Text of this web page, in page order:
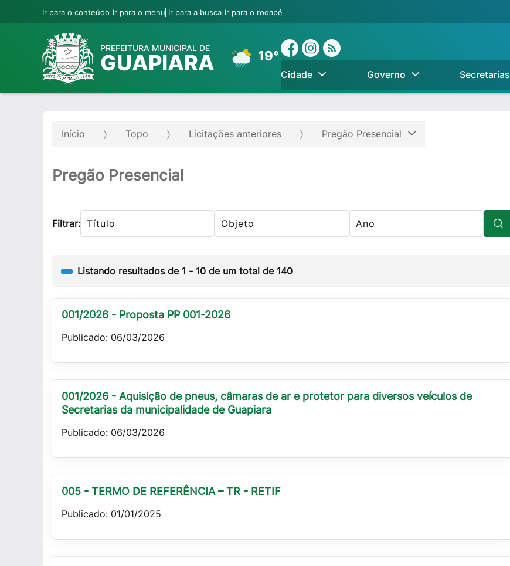
Ir para o conteúdo Ir para o menu Ir para a busca Ir para o rodapé
PREFEITURA MUNICIPAL DE
GUAPIARA 19°
Cidade Governo Secretarias
Início Topo Licitações anteriores Pregão Presencial
Pregão Presencial
Filtrar:
Listando resultados de 1 - 10 de um total de 140
001/2026 - Proposta PP 001-2026
Publicado: 06/03/2026
001/2026 - Aquisição de pneus, câmaras de ar e protetor para diversos veículos de
Secretarias da municipalidade de Guapiara
Publicado: 06/03/2026
005 - TERMO DE REFERÊNCIA – TR - RETIF
Publicado: 01/01/2025